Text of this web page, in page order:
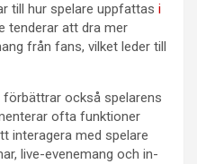
till hur spelare uppfattas i
tenderar att dra mer
från fans, vilket leder till
också spelarens
ofta funktioner
interagera med spelare
live-evenemang och in-